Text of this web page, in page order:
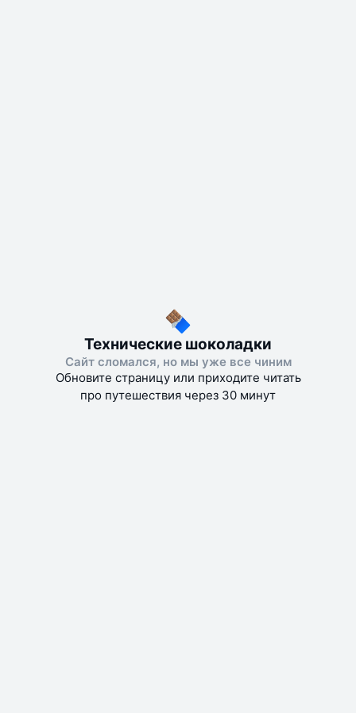
Технические шоколадки
Сайт сломался, но мы уже все чиним
Обновите страницу или приходите читать
про путешествия через 30 минут